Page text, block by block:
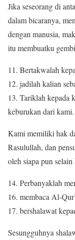
Jika seseorang di
dalam bicaranya,
dengan manusia,
itu membuatku
11. Bertakwalah
12. jadilah kalian
13. Tariklah kepada
keburukan dari kami.
Kami memiliki hak
Rasulullah, dan
oleh siapa pun
14. Perbanyaklah
16. membaca Al-
17. bershalawat
Sesungguhnya